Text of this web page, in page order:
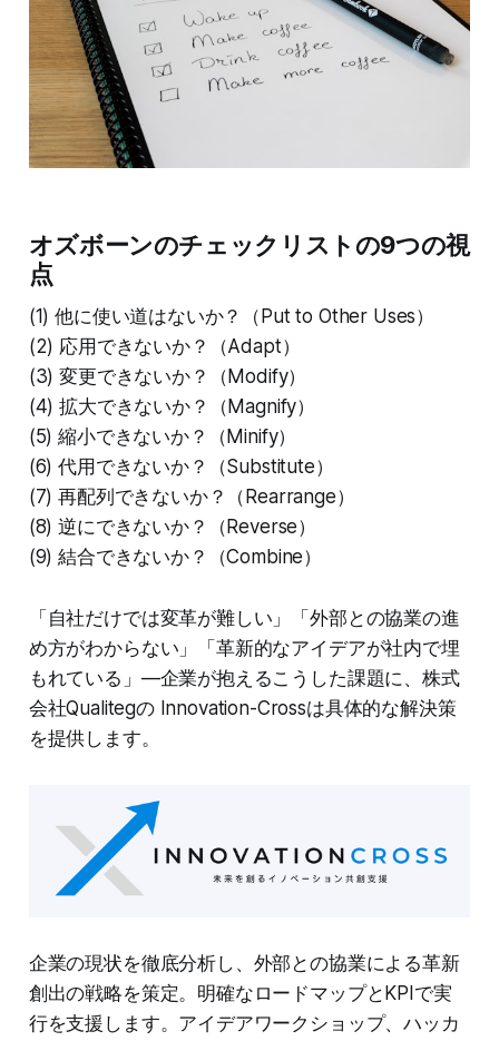
オズボーンのチェックリストの9つの視
点
(1) 他に使い道はないか？（Put to Other Uses）
(2) 応用できないか？（Adapt）
(3) 変更できないか？（Modify）
(4) 拡大できないか？（Magnify）
(5) 縮小できないか？（Minify）
(6) 代用できないか？（Substitute）
(7) 再配列できないか？（Rearrange）
(8) 逆にできないか？（Reverse）
(9) 結合できないか？（Combine）
「自社だけでは変革が難しい」「外部との協業の進
め方がわからない」「革新的なアイデアが社内で埋
もれている」—企業が抱えるこうした課題に、株式
会社Qualitegの Innovation-Crossは具体的な解決策
を提供します。
企業の現状を徹底分析し、外部との協業による革新
創出の戦略を策定。明確なロードマップとKPIで実
行を支援します。アイデアワークショップ、ハッカ